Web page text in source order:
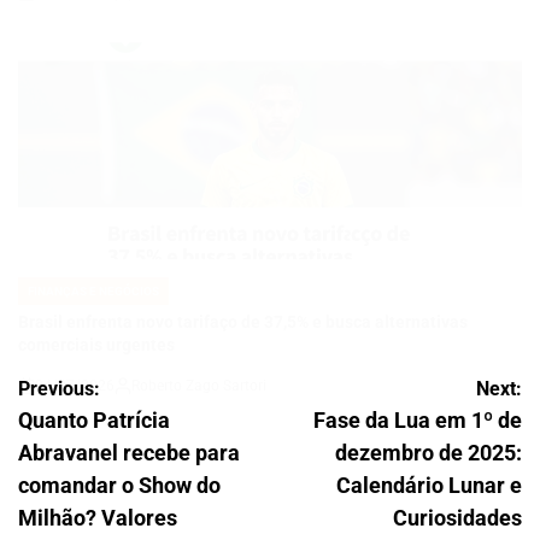
Navegação
de
Post
Previous:
Quanto Patrícia
Abravanel recebe para
comandar o Show do
Milhão? Valores
Next:
Fase da Lua em 1º de
dezembro de 2025:
Calendário Lunar e
Curiosidades